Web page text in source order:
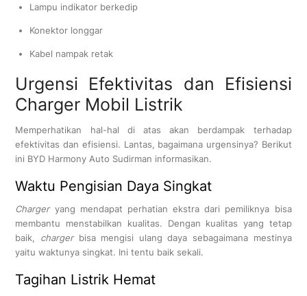
Lampu indikator berkedip
Konektor longgar
Kabel nampak retak
Urgensi Efektivitas dan Efisiensi
Charger Mobil Listrik
Memperhatikan hal-hal di atas akan berdampak terhadap
efektivitas dan efisiensi. Lantas, bagaimana urgensinya? Berikut
ini BYD Harmony Auto Sudirman informasikan.
Waktu Pengisian Daya Singkat
Chargeryang mendapat perhatian ekstra dari pemiliknya bisa
membantu menstabilkan kualitas. Dengan kualitas yang tetap
baik, chargerbisa mengisi ulang daya sebagaimana mestinya
yaitu waktunya singkat. Ini tentu baik sekali.
Tagihan Listrik Hemat